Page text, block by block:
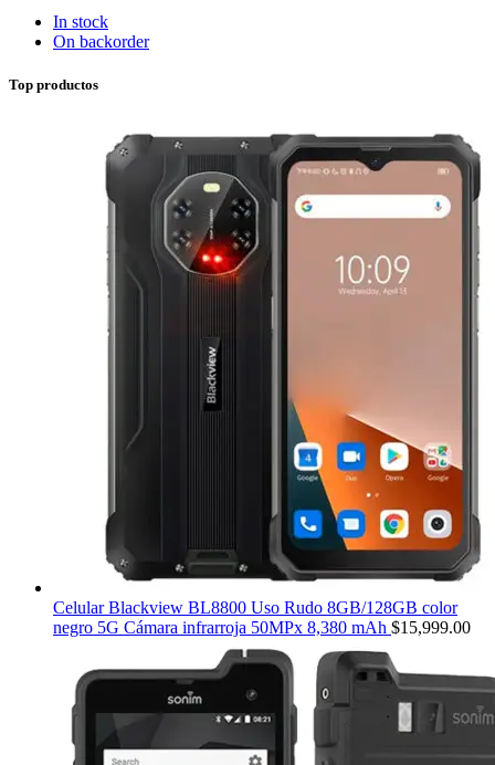
In stock
On backorder
Top productos
Celular Blackview BL8800 Uso Rudo 8GB/128GB color
negro 5G Cámara infrarroja 50MPx 8,380 mAh $15,999.00